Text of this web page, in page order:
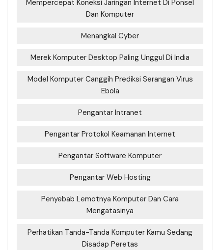
Mempercepat Koneksi Jaringan Internet Di Ponsel
Dan Komputer
Menangkal Cyber
Merek Komputer Desktop Paling Unggul Di India
Model Komputer Canggih Prediksi Serangan Virus
Ebola
Pengantar Intranet
Pengantar Protokol Keamanan Internet
Pengantar Software Komputer
Pengantar Web Hosting
Penyebab Lemotnya Komputer Dan Cara
Mengatasinya
Perhatikan Tanda-Tanda Komputer Kamu Sedang
Disadap Peretas